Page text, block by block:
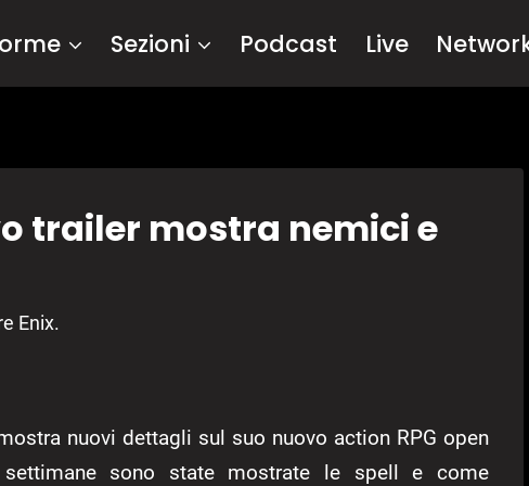
Sezioni Podcast Live
trailer mostra nemici e
Enix.
nuovi dettagli sul suo nuovo action RPG open
sono state mostrate le spell e come